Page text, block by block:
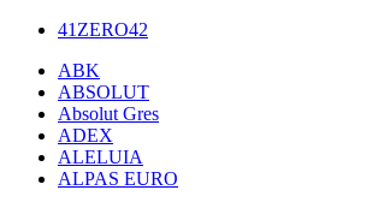
41ZERO42
ABK
ABSOLUT
Absolut Gres
ADEX
ALELUIA
ALPAS EURO